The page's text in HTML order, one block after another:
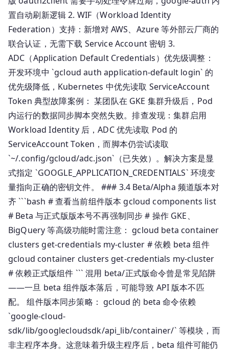
置自动刷新逻辑 2. WIF（Workload Identity
Federation）支持：新增对 AWS、Azure 等外部云厂商的
联合认证，无需下载 Service Account 密钥 3.
ADC（Application Default Credentials）优先级调整：
开发环境中 `gcloud auth application-default login` 的
优先级降低，Kubernetes 中优先读取 ServiceAccount
Token 典型故障案例： 某团队在 GKE 集群升级后，Pod
内运行的数据同步脚本突然失败。排查发现：集群启用
Workload Identity 后，ADC 优先读取 Pod 的
ServiceAccount Token，而脚本仍尝试读取
`~/.config/gcloud/adc.json`（已失效）。解决方案是显
式指定 `GOOGLE_APPLICATION_CREDENTIALS` 环境变
量指向正确的密钥文件。 ### 3.4 Beta/Alpha 频道版本对
齐 ```bash # 查看当前组件版本 gcloud components list
# Beta 与正式版版本号不再强制同步 # 操作 GKE、
BigQuery 等高级功能时需注意： gcloud beta container
clusters get-credentials my-cluster # 依赖 beta 组件
gcloud container clusters get-credentials my-cluster
# 依赖正式版组件 ``` 混用 beta/正式版命令曾是常见陷阱
——一旦 beta 组件版本落后，可能导致 API 版本不匹
配。 组件版本同步策略： gcloud 的 beta 命令依赖
`google-cloud-
sdk/lib/googlecloudsdk/api_lib/container/` 等模块，而
非主程序本身。这意味着升级主程序后，beta 组件可能仍